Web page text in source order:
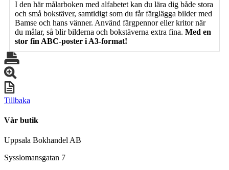
I den här målarboken med alfabetet kan du lära dig både stora
och små bokstäver, samtidigt som du får färglägga bilder med
Bamse och hans vänner. Använd färgpennor eller kritor när
du målar, så blir bilderna och bokstäverna extra fina. Med en
stor fin ABC-poster i A3-format!
Tillbaka
Vår butik
Uppsala Bokhandel AB
Sysslomansgatan 7